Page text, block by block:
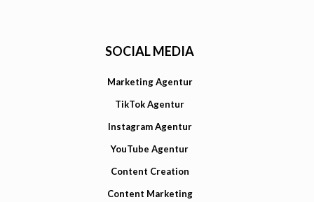
SOCIAL MEDIA
Marketing Agentur
TikTok Agentur
Instagram Agentur
YouTube Agentur
Content Creation
Content Marketing